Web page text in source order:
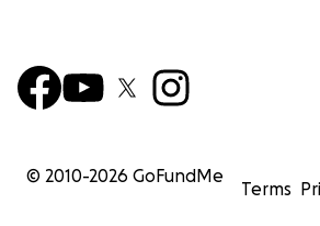
© 2010-2026 GoFundMe
Terms